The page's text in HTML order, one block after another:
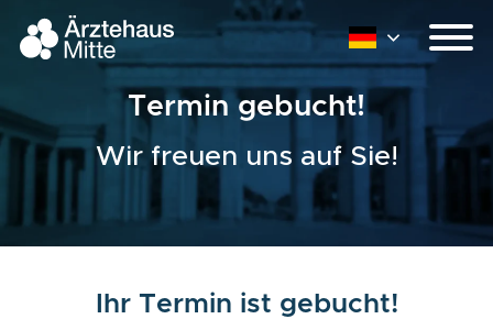
Termin gebucht!
Wir freuen uns auf Sie!
Ihr Termin ist gebucht!